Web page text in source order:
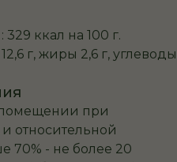
ккал на 100 г.
г, жиры 2,6 г, углеводы
при
относительной
70% - не более 20